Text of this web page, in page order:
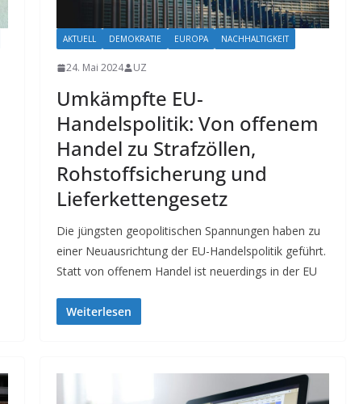
AKTUELL DEMOKRATIE EUROPA NACHHALTIGKEIT
24. Mai 2024 UZ
Umkämpfte EU-
Handelspolitik: Von offenem
Handel zu Strafzöllen,
Rohstoffsicherung und
Lieferkettengesetz
Die jüngsten geopolitischen Spannungen haben zu
einer Neuausrichtung der EU-Handelspolitik geführt.
Statt von offenem Handel ist neuerdings in der EU
Weiterlesen